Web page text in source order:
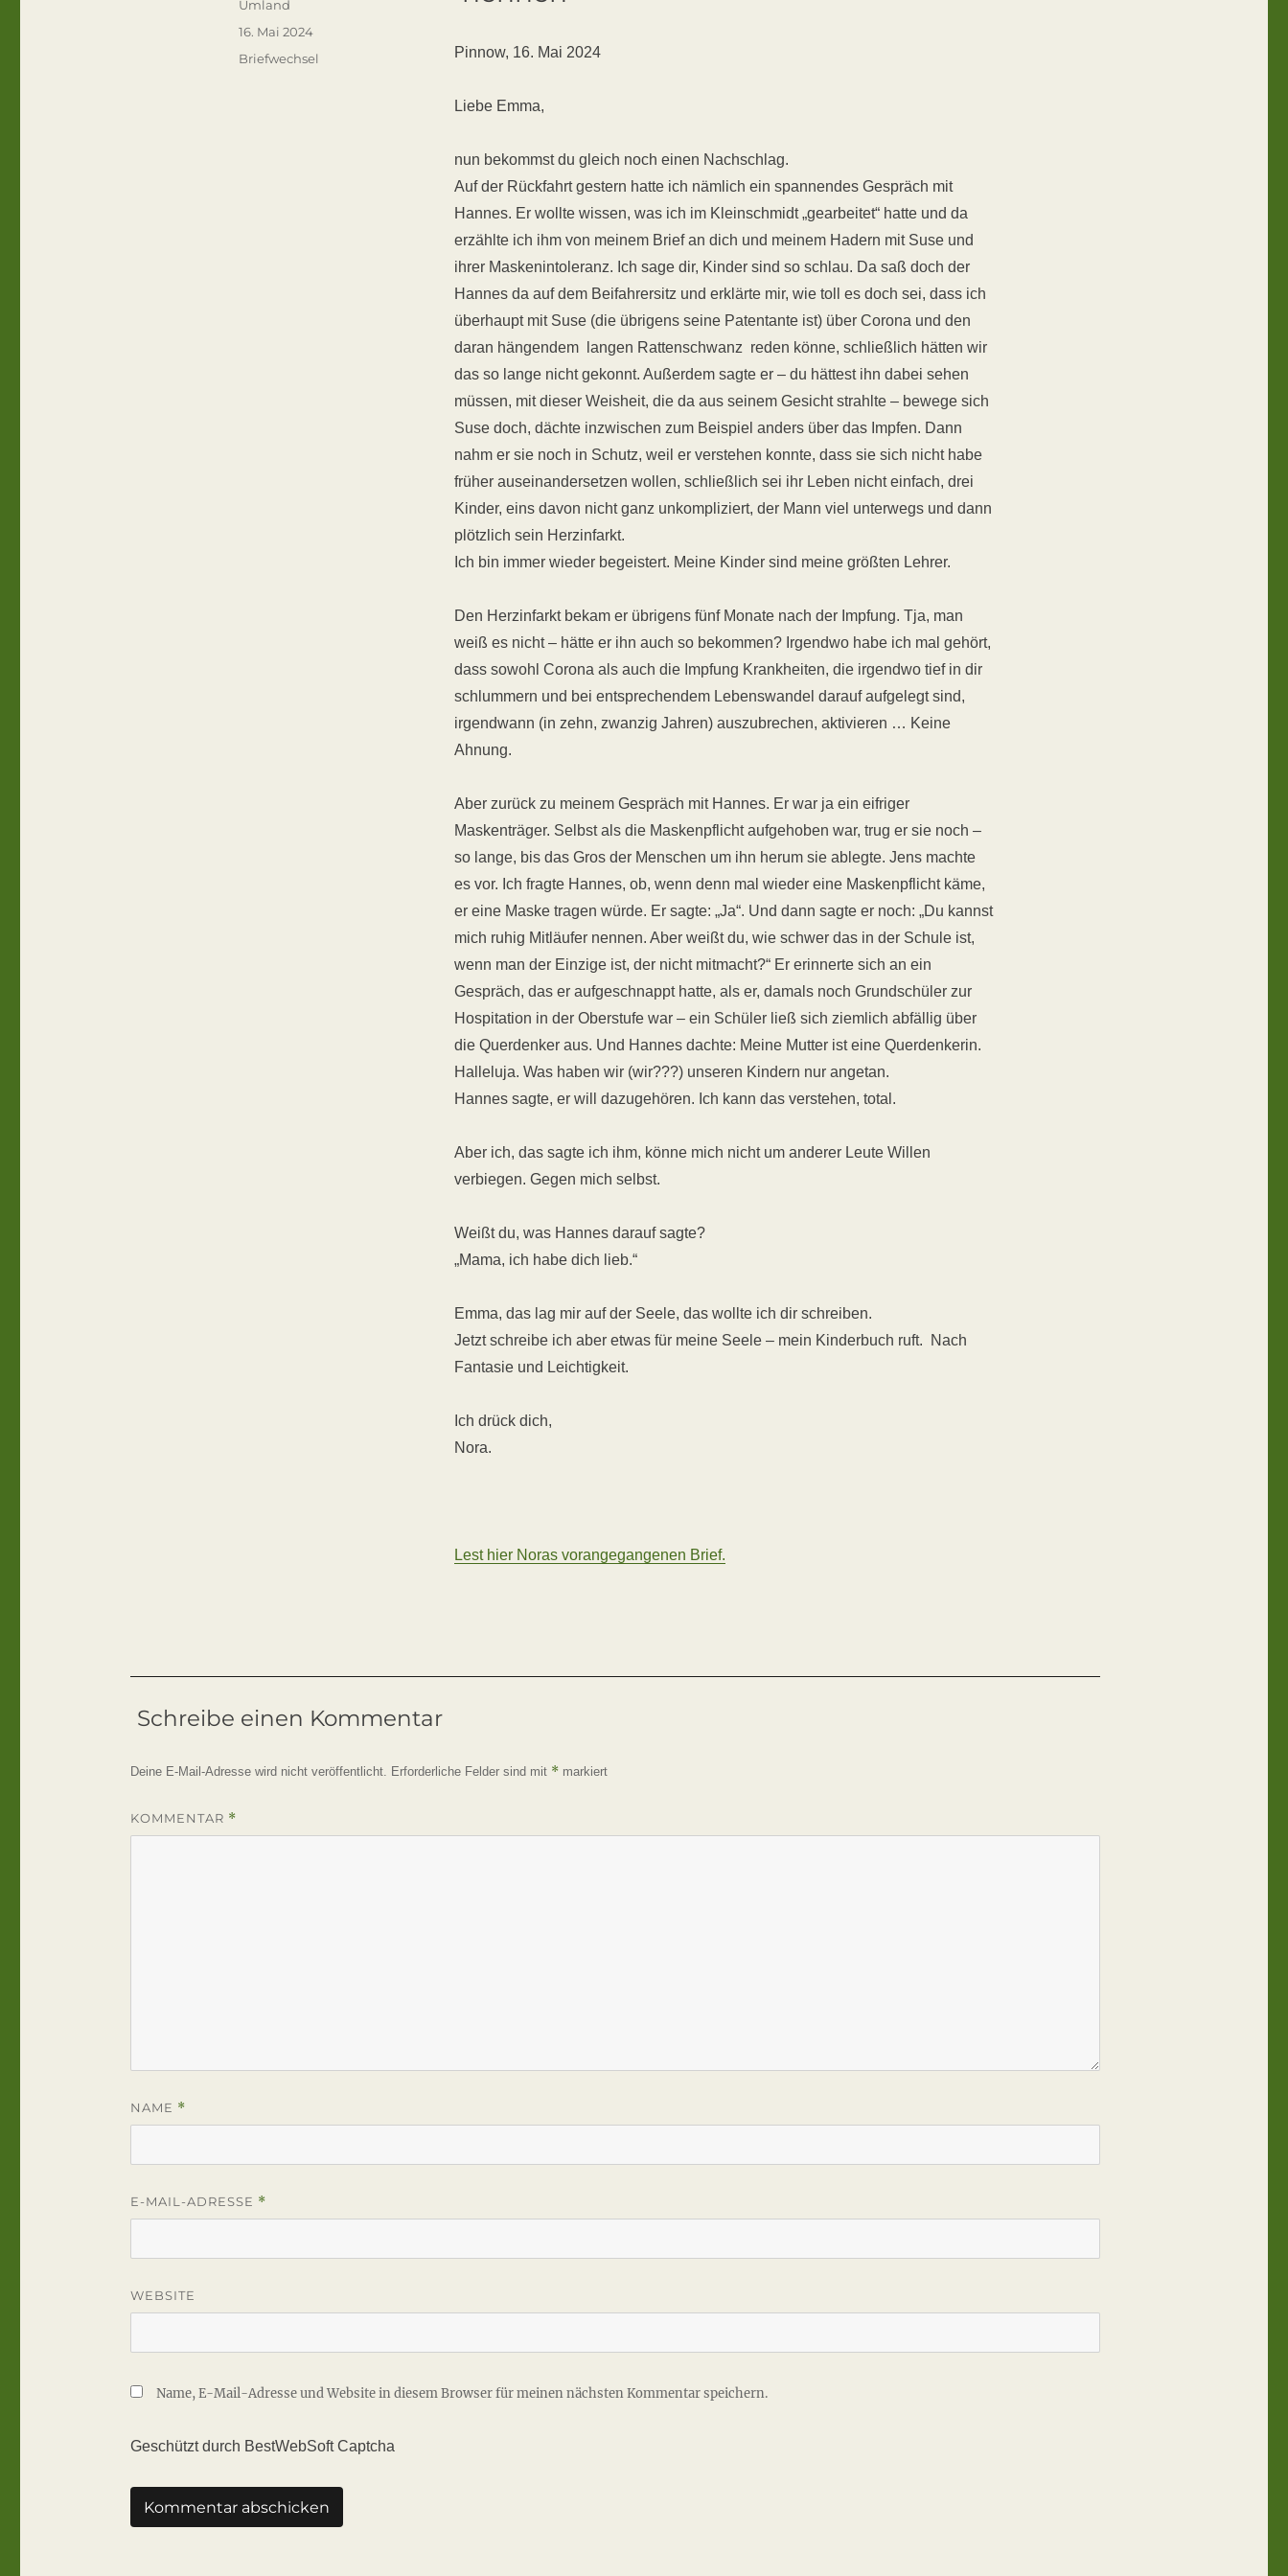
Pinnow, 16. Mai 2024
Liebe Emma,
nun bekommst du gleich noch einen Nachschlag.
Auf der Rückfahrt gestern hatte ich nämlich ein spannendes Gespräch mit
Hannes. Er wollte wissen, was ich im Kleinschmidt „gearbeitet“ hatte und da
erzählte ich ihm von meinem Brief an dich und meinem Hadern mit Suse und
ihrer Maskenintoleranz. Ich sage dir, Kinder sind so schlau. Da saß doch der
Hannes da auf dem Beifahrersitz und erklärte mir, wie toll es doch sei, dass ich
überhaupt mit Suse (die übrigens seine Patentante ist) über Corona und den
daran hängendem langen Rattenschwanz reden könne, schließlich hätten wir
das so lange nicht gekonnt. Außerdem sagte er – du hättest ihn dabei sehen
müssen, mit dieser Weisheit, die da aus seinem Gesicht strahlte – bewege sich
Suse doch, dächte inzwischen zum Beispiel anders über das Impfen. Dann
nahm er sie noch in Schutz, weil er verstehen konnte, dass sie sich nicht habe
früher auseinandersetzen wollen, schließlich sei ihr Leben nicht einfach, drei
Kinder, eins davon nicht ganz unkompliziert, der Mann viel unterwegs und dann
plötzlich sein Herzinfarkt.
Ich bin immer wieder begeistert. Meine Kinder sind meine größten Lehrer.
Den Herzinfarkt bekam er übrigens fünf Monate nach der Impfung. Tja, man
weiß es nicht – hätte er ihn auch so bekommen? Irgendwo habe ich mal gehört,
dass sowohl Corona als auch die Impfung Krankheiten, die irgendwo tief in dir
schlummern und bei entsprechendem Lebenswandel darauf aufgelegt sind,
irgendwann (in zehn, zwanzig Jahren) auszubrechen, aktivieren … Keine
Ahnung.
Aber zurück zu meinem Gespräch mit Hannes. Er war ja ein eifriger
Maskenträger. Selbst als die Maskenpflicht aufgehoben war, trug er sie noch –
so lange, bis das Gros der Menschen um ihn herum sie ablegte. Jens machte
es vor. Ich fragte Hannes, ob, wenn denn mal wieder eine Maskenpflicht käme,
er eine Maske tragen würde. Er sagte: „Ja“. Und dann sagte er noch: „Du kannst
mich ruhig Mitläufer nennen. Aber weißt du, wie schwer das in der Schule ist,
wenn man der Einzige ist, der nicht mitmacht?“ Er erinnerte sich an ein
Gespräch, das er aufgeschnappt hatte, als er, damals noch Grundschüler zur
Hospitation in der Oberstufe war – ein Schüler ließ sich ziemlich abfällig über
die Querdenker aus. Und Hannes dachte: Meine Mutter ist eine Querdenkerin.
Halleluja. Was haben wir (wir???) unseren Kindern nur angetan.
Hannes sagte, er will dazugehören. Ich kann das verstehen, total.
Aber ich, das sagte ich ihm, könne mich nicht um anderer Leute Willen
verbiegen. Gegen mich selbst.
Weißt du, was Hannes darauf sagte?
„Mama, ich habe dich lieb.“
Emma, das lag mir auf der Seele, das wollte ich dir schreiben.
Jetzt schreibe ich aber etwas für meine Seele – mein Kinderbuch ruft. Nach
Fantasie und Leichtigkeit.
Ich drück dich,
Nora.
Lest hier Noras vorangegangenen Brief.
Autor
Umland
Veröffentlicht
am
16. Mai 2024
Kategorien
Briefwechsel
Schreibe einen Kommentar
Deine E-Mail-Adresse wird nicht veröffentlicht. Erforderliche Felder sind mit * markiert
KOMMENTAR *
NAME *
E-MAIL-ADRESSE *
WEBSITE
Name, E-Mail-Adresse und Website in diesem Browser für meinen nächsten Kommentar speichern.
Geschützt durch BestWebSoft Captcha